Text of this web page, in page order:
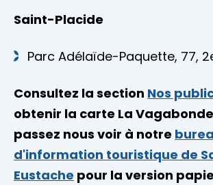
Saint-Placide
Parc Adélaïde-Paquette, 77,
Consultez la section Nos
obtenir la carte La
passez nous voir à notre
d'information touristique de
Eustache pour la version